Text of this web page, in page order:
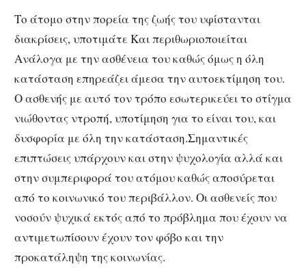
Το άτομο στην πορεία της ζωής του υφίστανται
διακρίσεις, υποτιμάτε Και περιθωριοποιείται
Ανάλογα με την ασθένεια του καθώς όμως η όλη
κατάσταση επηρεάζει άμεσα την αυτοεκτίμηση του.
Ο ασθενής με αυτό τον τρόπο εσωτερικεύει το στίγμα
νιώθοντας ντροπή, υποτίμηση για το είναι του, και
δυσφορία με όλη την κατάσταση.Σημαντικές
επιπτώσεις υπάρχουν και στην ψυχολογία αλλά και
στην συμπεριφορά του ατόμου καθώς αποσύρεται
από το κοινωνικό του περιβάλλον. Οι ασθενείς που
νοσούν ψυχικά εκτός από το πρόβλημα που έχουν να
αντιμετωπίσουν έχουν τον φόβο και την
προκατάληψη της κοινωνίας.